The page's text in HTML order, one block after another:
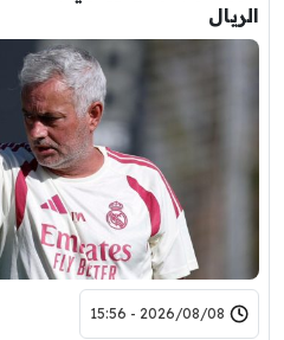
الريال
2026/08/08 - 15:56